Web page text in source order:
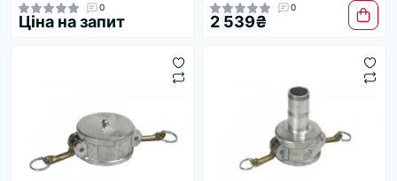
0
Ціна на запит
0
2 539₴